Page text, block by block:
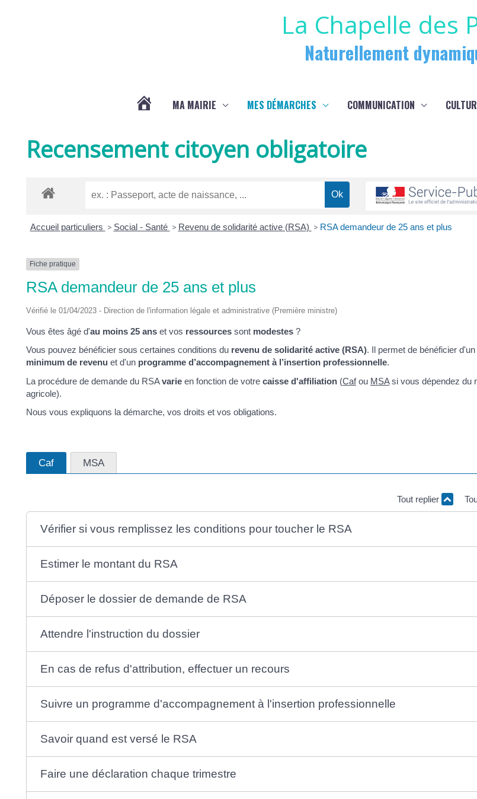
La Chapelle des
Naturellement
DE
LA
POTS
MA MAIRIE MES DÉMARCHES COMMUNICATION
Recensement citoyen obligatoire
Accueil particuliers > Social - Santé > Revenu de solidarité active (RSA) > RSA demandeur de 25 ans et plus
Fiche pratique
RSA demandeur de 25 ans et plus
Vérifié le 01/04/2023 - Direction de l'information légale et administrative (Première ministre)
Vous êtes âgé d'au moins 25 ans et vos ressources sont modestes ?
Vous pouvez bénéficier sous certaines conditions du revenu de solidarité active (RSA). Il permet de bénéficier d'un
minimum de revenu et d'un programme d’accompagnement à l’insertion professionnelle.
La procédure de demande du RSAvarie en fonction de votre caisse d'affiliation (Cafou MSAsi vous dépendez du
agricole).
Nous vous expliquons la démarche, vos droits et vos obligations.
Caf MSA
Tout replier
Vérifier si vous remplissez les conditions pour toucher le RSA
Estimer le montant du RSA
Déposer le dossier de demande de RSA
Attendre l'instruction du dossier
En cas de refus d'attribution, effectuer un recours
Suivre un programme d'accompagnement à l'insertion professionnelle
Savoir quand est versé le RSA
Faire une déclaration chaque trimestre